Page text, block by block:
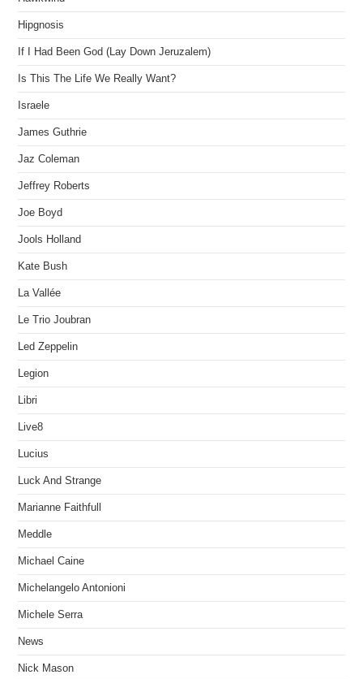
Hipgnosis
If I Had Been God (Lay Down Jeruzalem)
Is This The Life We Really Want?
Israele
James Guthrie
Jaz Coleman
Jeffrey Roberts
Joe Boyd
Jools Holland
Kate Bush
La Vallée
Le Trio Joubran
Led Zeppelin
Legion
Libri
Live8
Lucius
Luck And Strange
Marianne Faithfull
Meddle
Michael Caine
Michelangelo Antonioni
Michele Serra
News
Nick Mason